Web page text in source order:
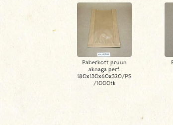
Paberkott pruun
aknaga perf.
180x130x60x320/PS
/1000tk